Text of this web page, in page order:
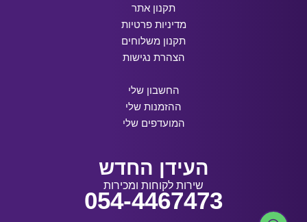
תקנון אתר
מדיניות פרטיות
תקנון משלוחים
הצהרת נגישות
החשבון שלי
ההזמנות שלי
המועדפים שלי
העידן החדש
שירות לקוחות ומכירות
054-4467473